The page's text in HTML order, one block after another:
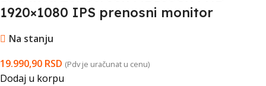
1920×1080 IPS prenosni monitor
Na stanju
19.990,90 RSD (Pdv je uračunat u cenu)
Dodaj u korpu